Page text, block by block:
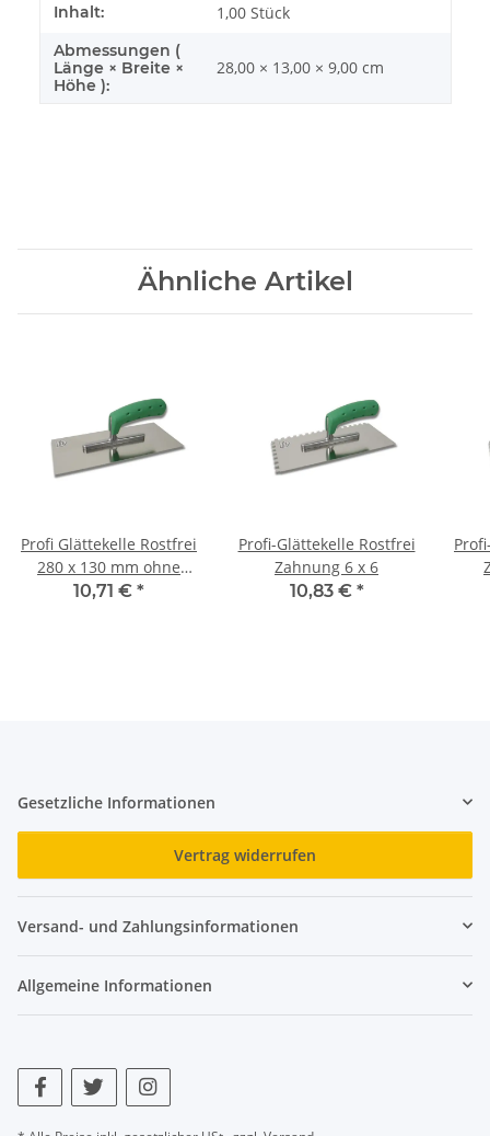
Inhalt: 1,00 Stück
Abmessungen (
Länge × Breite ×
Höhe ):
28,00 × 13,00 × 9,00 cm
Ähnliche Artikel
Profi Glättekelle Rostfrei
280 x 130 mm ohne
Zahnung
10,71 € *
Profi-Glättekelle Rostfrei
Zahnung 6 x 6
10,83 € *
Gesetzliche Informationen
Vertrag widerrufen
Versand- und Zahlungsinformationen
Allgemeine Informationen